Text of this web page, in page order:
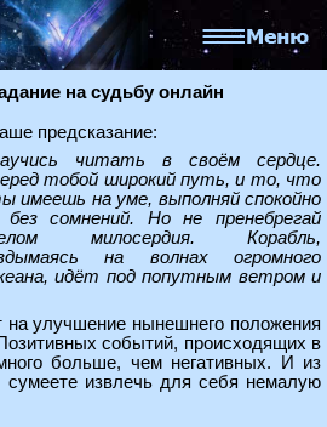
на судьбу онлайн
предсказание:
читать в своём сердце.
тобой широкий путь, и то, что
имеешь на уме, выполняй спокойно
без сомнений. Но не пренебрегай
милосердия. Корабль,
на волнах огромного
идёт под попутным ветром и
на улучшение нынешнего положения
событий, происходящих в
больше, чем негативных. И из
извлечь для себя немалую